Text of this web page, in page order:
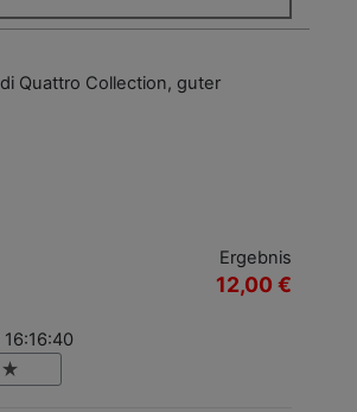
Quattro Collection, guter
Ergebnis
12,00 €